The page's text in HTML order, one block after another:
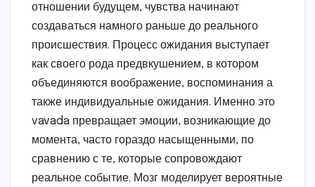
отношении будущем, чувства начинают
создаваться намного раньше до реального
происшествия. Процесс ожидания выступает
как своего рода предвкушением, в котором
объединяются воображение, воспоминания а
также индивидуальные ожидания. Именно это
vavada превращает эмоции, возникающие до
момента, часто гораздо насыщенными, по
сравнению с те, которые сопровождают
реальное событие. Мозг моделирует вероятные